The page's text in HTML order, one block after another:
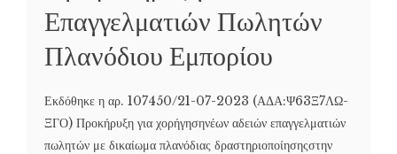
Επαγγελματιών Πωλητών
Πλανόδιου Εμπορίου
Εκδόθηκε η αρ. 107450/21-07-2023 (ΑΔΑ:Ψ63Ξ7ΛΩ-
ΞΓΟ) Προκήρυξη για χορήγησηνέων αδειών επαγγελματιών
πωλητών με δικαίωμα πλανόδιας δραστηριοποίησηςστην